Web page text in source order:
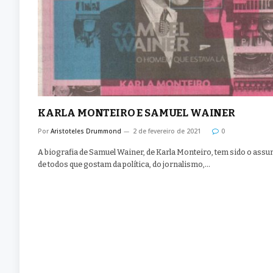
KARLA MONTEIRO E SAMUEL WAINER
Por Aristoteles Drummond 2 de fevereiro de 2021 0
A biografia de Samuel Wainer, de Karla Monteiro, tem sido o
de todos que gostam da política, do jornalismo,…